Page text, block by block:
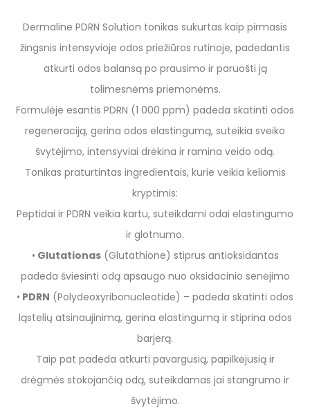
Dermaline PDRN Solution tonikas sukurtas kaip pirmasis
žingsnis intensyvioje odos priežiūros rutinoje, padedantis
atkurti odos balansą po prausimo ir paruošti ją
tolimesnėms priemonėms.
Formulėje esantis PDRN (1 000 ppm) padeda skatinti odos
regeneraciją, gerina odos elastingumą, suteikia sveiko
švytėjimo, intensyviai drėkina ir ramina veido odą.
Tonikas praturtintas ingredientais, kurie veikia keliomis
kryptimis:
Peptidai ir PDRN veikia kartu, suteikdami odai elastingumo
ir glotnumo.
• Glutationas(Glutathione) stiprus antioksidantas
padeda šviesinti odą apsaugo nuo oksidacinio senėjimo
• PDRN (Polydeoxyribonucleotide) – padeda skatinti odos
ląstelių atsinaujinimą, gerina elastingumą ir stiprina odos
barjerą.
Taip pat padeda atkurti pavargusią, papilkėjusią ir
drėgmės stokojančią odą, suteikdamas jai stangrumo ir
švytėjimo.